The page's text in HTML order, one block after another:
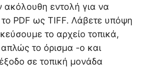
ακόλουθη εντολή για να
PDF ως TIFF. Λάβετε υπόψη
το αρχείο τοπικά,
το όρισμα -o και
σε τοπική μονάδα